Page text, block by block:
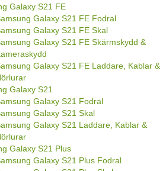
Galaxy S21 FE
Galaxy S21 FE Fodral
Galaxy S21 FE Skal
Galaxy S21 FE Skärmskydd &
Galaxy S21 FE Laddare, Kablar &
Galaxy S21
Galaxy S21 Fodral
Galaxy S21 Skal
Galaxy S21 Laddare, Kablar &
Galaxy S21 Plus
Galaxy S21 Plus Fodral